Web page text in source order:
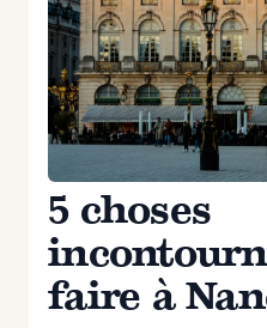
5 choses
faire à